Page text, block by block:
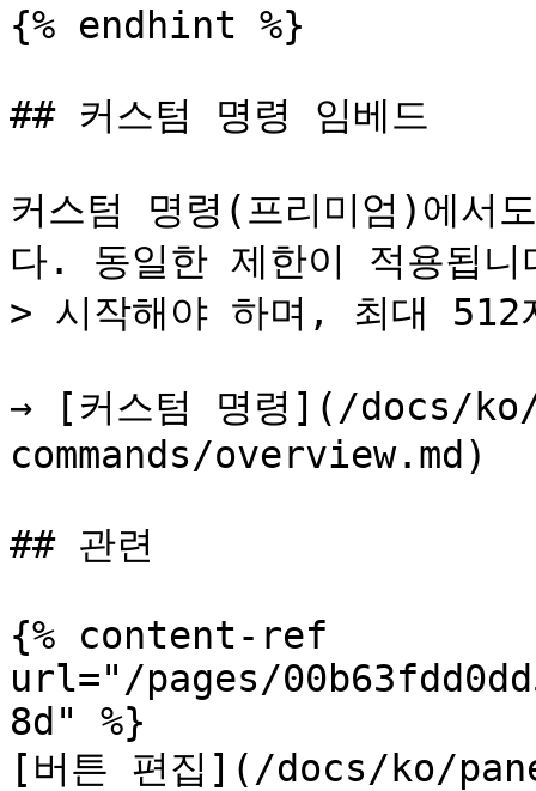
{% endhint %}
## 커스텀 명령 임베드
커스텀 명령(프리미엄)에서
다. 동일한 제한이 적용
> 시작해야 하며, 최대 512
→ [커스텀 명령](/docs/
commands/overview.md)
## 관련
{% content-ref
url="/pages/
8d" %}
[버튼 편집](/docs/ko/